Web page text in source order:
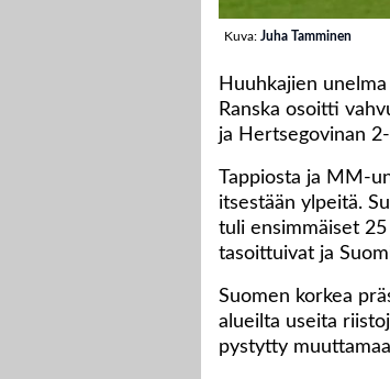
Kuva: Juha Tamminen
Huuhkajien
Ranska osoitti
ja Hertsegovinan
Tappiosta ja MM-
itsestään ylpeitä.
tuli ensimmäiset
tasoittuivat ja
Suomen korkea
alueilta useita
pystytty